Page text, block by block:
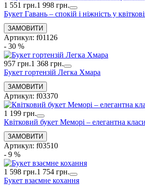
1 551 грн.1 998 грн.
Букет Гавань – спокій і ніжність у
Артикул: f01126
- 30 %
957 грн.1 368 грн.
Букет гортензій Легка Хмара
Артикул: f03370
1 199 грн.
Квітковий букет Меморі – елегантна
Артикул: f03510
- 9 %
1 598 грн.1 754 грн.
Букет взаємне кохання